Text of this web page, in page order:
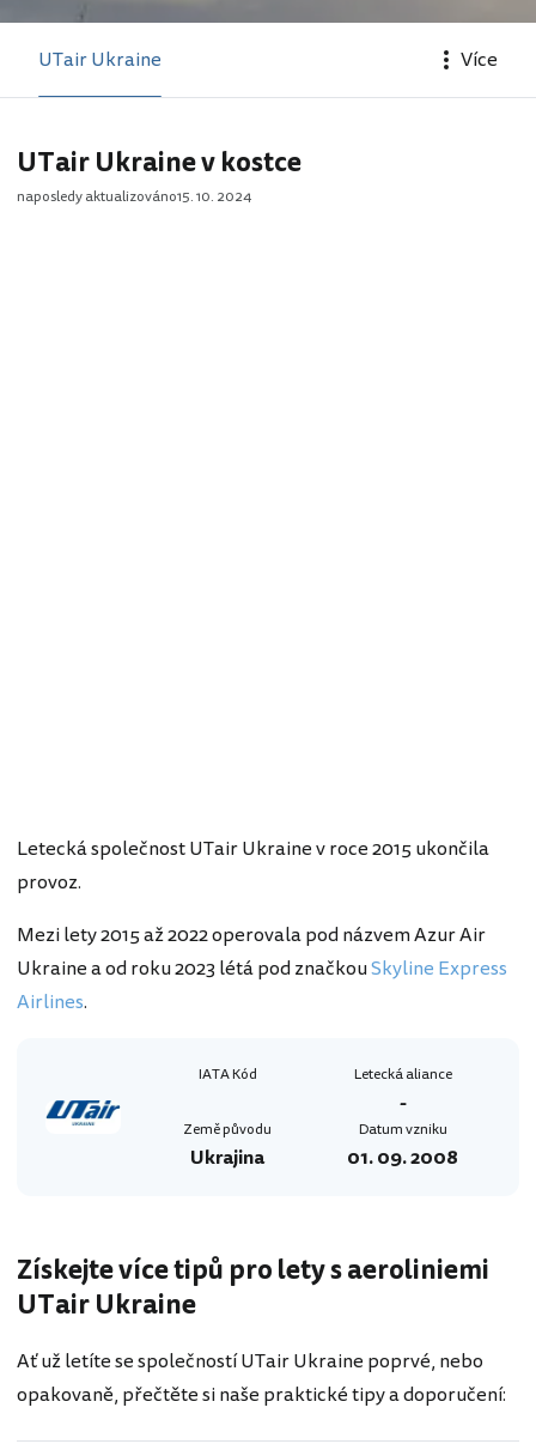
UTair Ukraine Více
UTair Ukraine v kostce
naposledy aktualizováno15. 10. 2024
Letecká společnost UTair Ukraine v roce 2015 ukončila
provoz.
Mezi lety 2015 až 2022 operovala pod názvem Azur Air
Ukraine a od roku 2023 létá pod značkouSkyline Express
Airlines.
IATA Kód Letecká aliance
-
Země původu
Ukrajina
Datum vzniku
01. 09. 2008
Získejte více tipů pro lety s aeroliniemi
UTair Ukraine
Ať už letíte se společností UTair Ukraine poprvé, nebo
opakovaně, přečtěte si naše praktické tipy a doporučení: